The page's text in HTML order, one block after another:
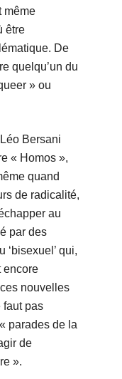
même
être
De
quelqu’un du
» ou
Bersani
« Homos »,
quand
de radicalité,
au
par des
‘bisexuel’ qui,
encore
nouvelles
faut pas
parades de la
de
».